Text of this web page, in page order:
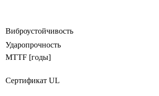
Виброустойчивость
Ударопрочность
MTTF [годы]
Сертификат UL